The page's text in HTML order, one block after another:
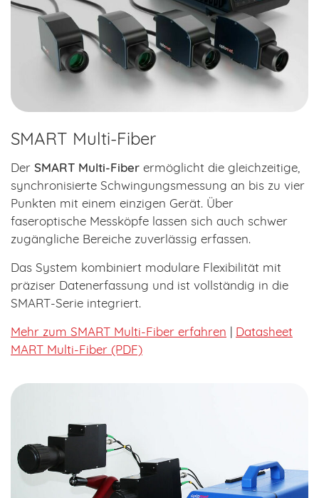
SMART Multi-Fiber
Der SMART Multi-Fiber ermöglicht die gleichzeitige,
synchronisierte Schwingungsmessung an bis zu vier
Punkten mit einem einzigen Gerät. Über
faseroptische Messköpfe lassen sich auch schwer
zugängliche Bereiche zuverlässig erfassen.
Das System kombiniert modulare Flexibilität mit
präziser Datenerfassung und ist vollständig in die
SMART-Serie integriert.
Mehr zum SMART Multi-Fiber erfahren | Datasheet
MART Multi-Fiber (PDF)